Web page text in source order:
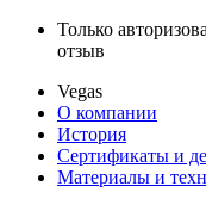
Только
отзыв
Vegas
О компании
История
Сертификаты и
Материалы и